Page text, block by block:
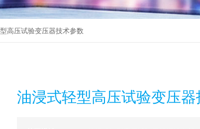
高压试验变压器技术参数
油浸式轻型高压试验变压器